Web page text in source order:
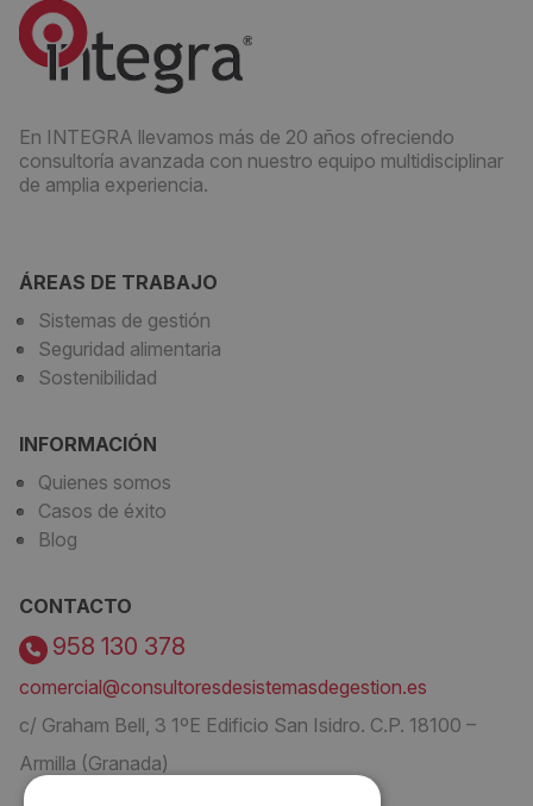
En INTEGRA llevamos más de 20 años ofreciendo
consultoría avanzada con nuestro equipo multidisciplinar
de amplia experiencia.
ÁREAS DE TRABAJO
Sistemas de gestión
Seguridad alimentaria
Sostenibilidad
INFORMACIÓN
Quienes somos
Casos de éxito
Blog
CONTACTO
958 130 378
comercial@consultoresdesistemasdegestion.es
c/ Graham Bell, 3 1ºE Edificio San Isidro. C.P. 18100 –
Armilla (Granada)